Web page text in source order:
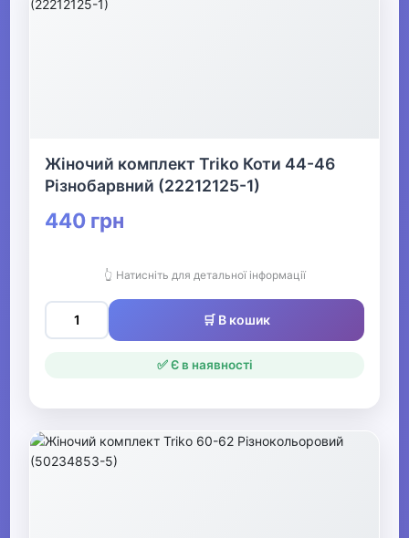
Жіночий комплект Triko Коти 44-46
Різнобарвний (22212125-1)
440 грн
👆 Натисніть для детальної інформації
🛒 В кошик
✅ Є в наявності